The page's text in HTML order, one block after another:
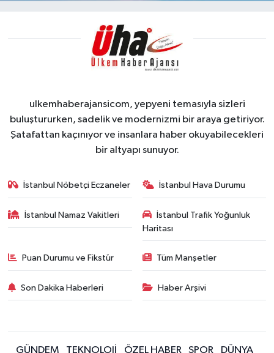
ulkemhaberajansicom, yepyeni temasıyla sizleri
buluştururken, sadelik ve modernizmi bir araya getiriyor.
Şatafattan kaçınıyor ve insanlara haber okuyabilecekleri
bir altyapı sunuyor.
İstanbul Nöbetçi Eczaneler İstanbul Hava Durumu
İstanbul Namaz Vakitleri
İstanbul Trafik Yoğunluk
Haritası
Puan Durumu ve Fikstür Tüm Manşetler
Son Dakika Haberleri Haber Arşivi
GÜNDEM TEKNOLOJİ ÖZEL HABER SPOR DÜNYA